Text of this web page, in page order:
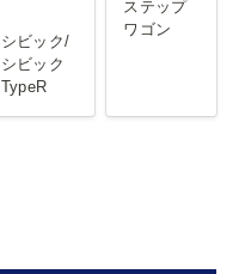
シビック/
シビック
TypeR
ステップ
ワゴン